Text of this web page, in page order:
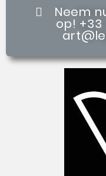
Neem
op!